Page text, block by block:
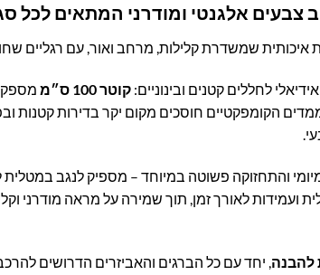
צבעים אלגנטי ומודרני המתאים לכל
שמשדרת קלילות, מרחב ואור, עם רגליים
לחללים קטנים ובינוניים: קוטר 100 ס״מ מספק
הקומפקטיים חוסכים מקום יקר בדירות קטנות
והתחזוקה פשוטה במיוחד – מספיק לנגב במטלית
ועמידות לאורך זמן, תוך שמירה על מראה מודרני
להבנה, יחד עם כל הברגים והאביזרים הדרושים